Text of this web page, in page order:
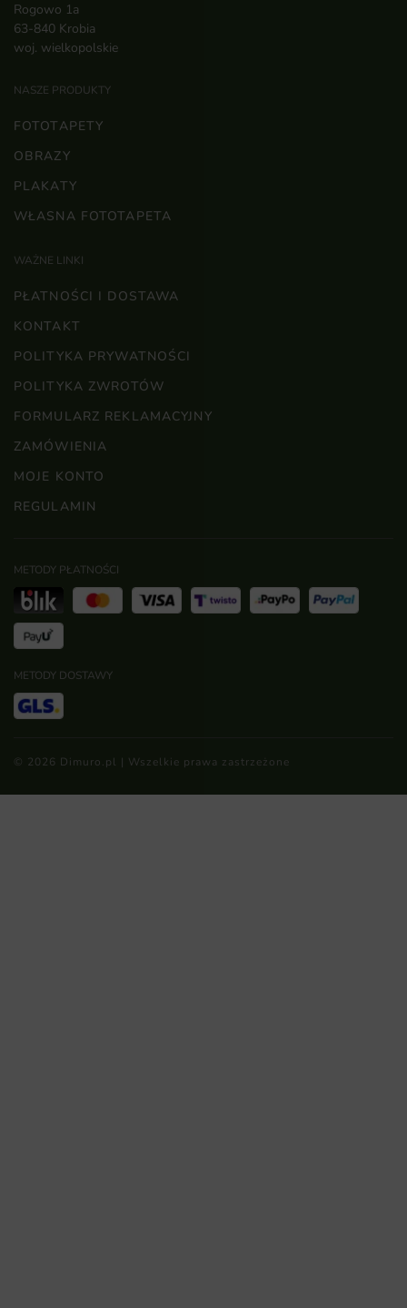
Rogowo 1a
63-840 Krobia
woj. wielkopolskie
NASZE PRODUKTY
FOTOTAPETY
OBRAZY
PLAKATY
WŁASNA FOTOTAPETA
WAŻNE LINKI
PŁATNOŚCI I DOSTAWA
KONTAKT
POLITYKA PRYWATNOŚCI
POLITYKA ZWROTÓW
FORMULARZ REKLAMACYJNY
ZAMÓWIENIA
MOJE KONTO
REGULAMIN
METODY PŁATNOŚCI
METODY DOSTAWY
© 2026 Dimuro.pl | Wszelkie prawa zastrzeżone